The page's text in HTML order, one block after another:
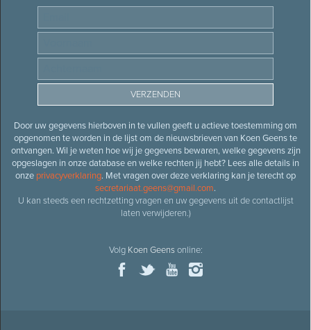
Door uw gegevens hierboven in te vullen geeft u actieve toestemming om
opgenomen te worden in de lijst om de nieuwsbrieven van Koen Geens te
ontvangen. Wil je weten hoe wij je gegevens bewaren, welke gegevens zijn
opgeslagen in onze database en welke rechten jij hebt? Lees alle details in
onze privacyverklaring. Met vragen over deze verklaring kan je terecht op
secretariaat.geens@gmail.com.
U kan steeds een rechtzetting vragen en uw gegevens uit de contactlijst
laten verwijderen.)
Volg Koen Geensonline: